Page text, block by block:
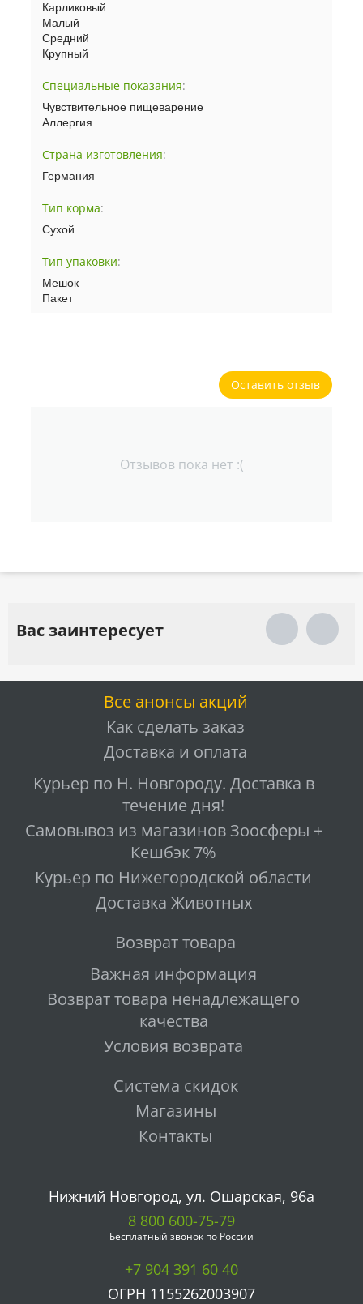
Карликовый
Малый
Средний
Крупный
Специальные показания:
Чувствительное пищеварение
Аллергия
Страна изготовления:
Германия
Тип корма:
Сухой
Тип упаковки:
Мешок
Пакет
Оставить отзыв
Отзывов пока нет :(
Вас заинтересует
Все анонсы акций
Как сделать заказ
Доставка и оплата
Курьер по Н. Новгороду. Доставка в
течение дня!
Самовывоз из магазинов Зоосферы +
Кешбэк 7%
Курьер по Нижегородской области
Доставка Животных
Возврат товара
Важная информация
Возврат товара ненадлежащего
качества
Условия возврата
Система скидок
Магазины
Контакты
Нижний Новгород, ул. Ошарская, 96а
8 800 600-75-79
Бесплатный звонок по России
+7 904 391 60 40
ОГРН 1155262003907